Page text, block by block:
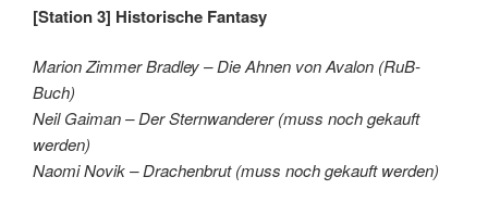
[Station 3] Historische Fantasy
Marion Zimmer Bradley – Die Ahnen von Avalon (RuB-
Buch)
Neil Gaiman – Der Sternwanderer (muss noch gekauft
werden)
Naomi Novik – Drachenbrut (muss noch gekauft werden)